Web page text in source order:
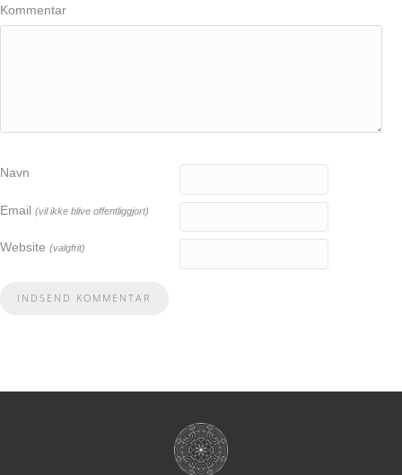
Kommentar
Navn
Email (vil ikke blive offentliggjort)
Website (valgfrit)